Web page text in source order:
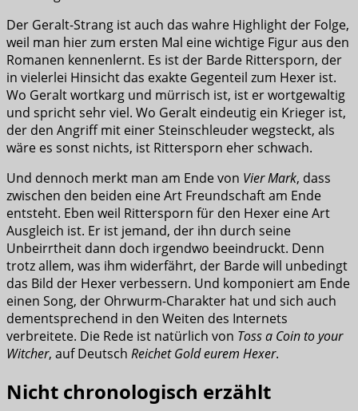
Der Geralt-Strang ist auch das wahre Highlight der Folge,
weil man hier zum ersten Mal eine wichtige Figur aus den
Romanen kennenlernt. Es ist der Barde Rittersporn, der
in vielerlei Hinsicht das exakte Gegenteil zum Hexer ist.
Wo Geralt wortkarg und mürrisch ist, ist er wortgewaltig
und spricht sehr viel. Wo Geralt eindeutig ein Krieger ist,
der den Angriff mit einer Steinschleuder wegsteckt, als
wäre es sonst nichts, ist Rittersporn eher schwach.
Und dennoch merkt man am Ende von Vier Mark, dass
zwischen den beiden eine Art Freundschaft am Ende
entsteht. Eben weil Rittersporn für den Hexer eine Art
Ausgleich ist. Er ist jemand, der ihn durch seine
Unbeirrtheit dann doch irgendwo beeindruckt. Denn
trotz allem, was ihm widerfährt, der Barde will unbedingt
das Bild der Hexer verbessern. Und komponiert am Ende
einen Song, der Ohrwurm-Charakter hat und sich auch
dementsprechend in den Weiten des Internets
verbreitete. Die Rede ist natürlich von Toss a Coin to your
Witcher, auf Deutsch Reichet Gold eurem Hexer.
Nicht chronologisch erzählt